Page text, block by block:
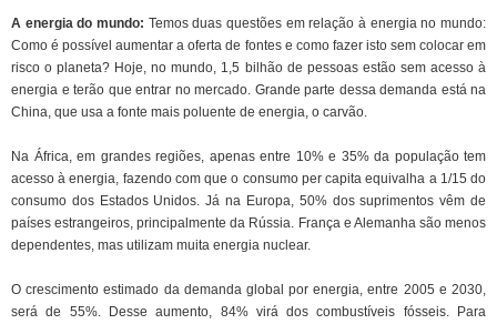
A energia do mundo: Temos duas questões em relação à energia no mundo:
Como é possível aumentar a oferta de fontes e como fazer isto sem colocar em
risco o planeta? Hoje, no mundo, 1,5 bilhão de pessoas estão sem acesso à
energia e terão que entrar no mercado. Grande parte dessa demanda está na
China, que usa a fonte mais poluente de energia, o carvão.
Na África, em grandes regiões, apenas entre 10% e 35% da população tem
acesso à energia, fazendo com que o consumo per capita equivalha a 1/15 do
consumo dos Estados Unidos. Já na Europa, 50% dos suprimentos vêm de
países estrangeiros, principalmente da Rússia. França e Alemanha são menos
dependentes, mas utilizam muita energia nuclear.
O crescimento estimado da demanda global por energia, entre 2005 e 2030,
será de 55%. Desse aumento, 84% virá dos combustíveis fósseis. Para